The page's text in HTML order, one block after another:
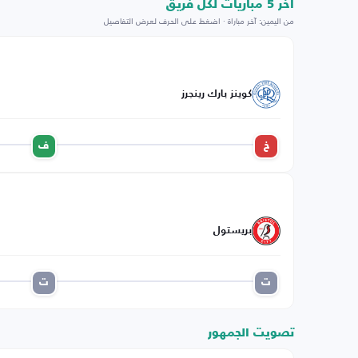
اخر 5 مباريات لكل فريق
من اليمين: آخر مباراة · اضغط على الحرف لعرض التفاصيل
كوينز بارك رينجرز
خ ف
بريستول
ت ت
تصويت الجمهور